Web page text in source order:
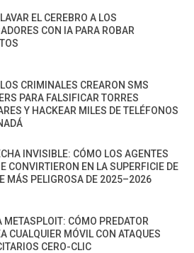
EL CEREBRO A LOS
CON IA PARA ROBAR
CRIMINALES CREARON SMS
PARA FALSIFICAR TORRES
Y HACKEAR MILES DE TELÉFONOS
INVISIBLE: CÓMO LOS AGENTES
CONVIRTIERON EN LA SUPERFICIE DE
MÁS PELIGROSA DE 2025–2026
METASPLOIT: CÓMO PREDATOR
CUALQUIER MÓVIL CON ATAQUES
CERO-CLIC